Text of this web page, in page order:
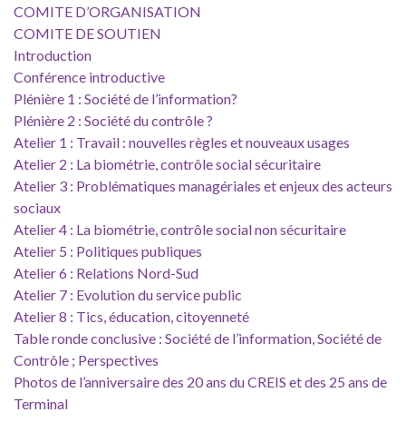
COMITE D’ORGANISATION
COMITE DE SOUTIEN
Introduction
Conférence introductive
Plénière 1 : Société de l’information?
Plénière 2 : Société du contrôle ?
Atelier 1 : Travail : nouvelles règles et nouveaux usages
Atelier 2 : La biométrie, contrôle social sécuritaire
Atelier 3 : Problématiques managériales et enjeux des acteurs
sociaux
Atelier 4 : La biométrie, contrôle social non sécuritaire
Atelier 5 : Politiques publiques
Atelier 6 : Relations Nord-Sud
Atelier 7 : Evolution du service public
Atelier 8 : Tics, éducation, citoyenneté
Table ronde conclusive : Société de l’information, Société de
Contrôle ; Perspectives
Photos de l’anniversaire des 20 ans du CREIS et des 25 ans de
Terminal